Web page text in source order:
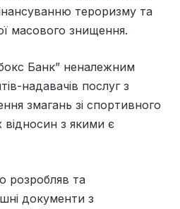
тероризму та
масового знищення.
Банк” неналежним
надавачів послуг з
змагань зі спортивного
відносин з якими є
розробляв та
документи з